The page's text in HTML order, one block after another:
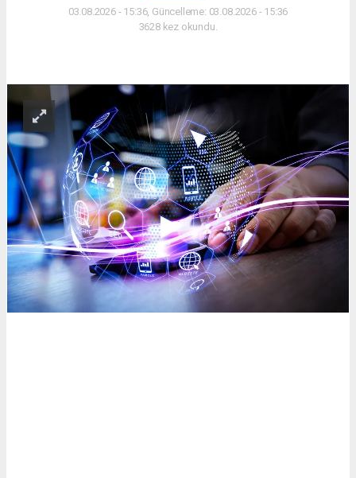
03.08.2026 - 15:36, Güncelleme: 03.08.2026 - 15:36
3628 kez okundu.